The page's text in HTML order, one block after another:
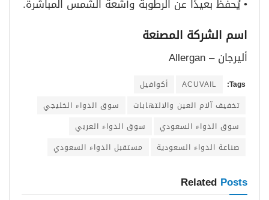
• يُحفظ بعيدًا عن الرطوبة وأشعة الشمس المباشرة.
اسم الشركة المصنعة
أليرجان – Allergan
Tags:
ACUVAIL
أكوافيل
تخفيف آلام العين والالتهابات
سوق الدواء الخليجي
سوق الدواء السعودي
سوق الدواء العربي
صناعة الدواء السعودية
مستقبل الدواء السعودي
Related Posts